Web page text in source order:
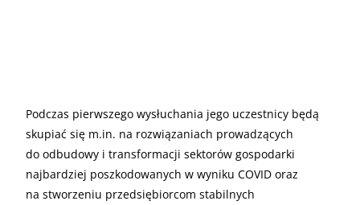
Podczas pierwszego wysłuchania jego uczestnicy będą
skupiać się m.in. na rozwiązaniach prowadzących
do odbudowy i transformacji sektorów gospodarki
najbardziej poszkodowanych w wyniku COVID oraz
na stworzeniu przedsiębiorcom stabilnych